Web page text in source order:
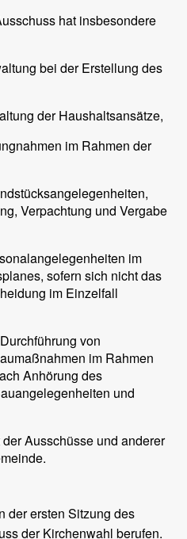
hat insbesondere
bei der Erstellung des
der Haushaltsansätze,
im Rahmen der
Verpachtung und Vergabe
im
sofern sich nicht das
im Einzelfall
von
im Rahmen
Anhörung des
und
Ausschüsse und anderer
der ersten Sitzung des
der Kirchenwahl berufen.